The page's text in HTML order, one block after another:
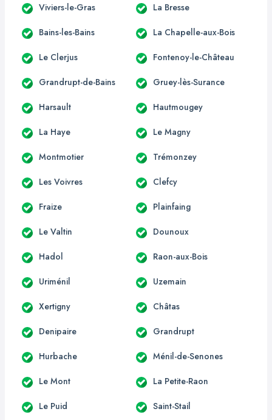
Viviers-le-Gras La Bresse
Bains-les-Bains La Chapelle-aux-Bois
Le Clerjus Fontenoy-le-Château
Grandrupt-de-Bains Gruey-lès-Surance
Harsault Hautmougey
La Haye Le Magny
Montmotier Trémonzey
Les Voivres Clefcy
Fraize Plainfaing
Le Valtin Dounoux
Hadol Raon-aux-Bois
Uriménil Uzemain
Xertigny Châtas
Denipaire Grandrupt
Hurbache Ménil-de-Senones
Le Mont La Petite-Raon
Le Puid Saint-Stail